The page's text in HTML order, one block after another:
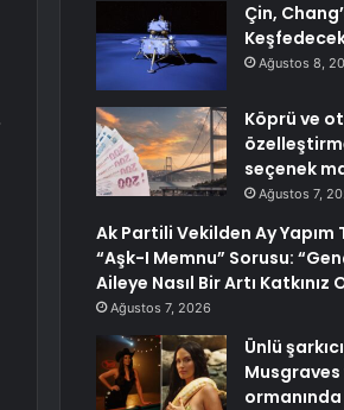
Çin,
Ağustos 8,
Köprü ve
seçenek
Ağustos 7,
Ak Partili Vekilden Ay Yapım
“Aşk-I Memnu” Sorusu:
Aileye Nasıl Bir Artı Katkınız
Ağustos 7, 2026
Ünlü